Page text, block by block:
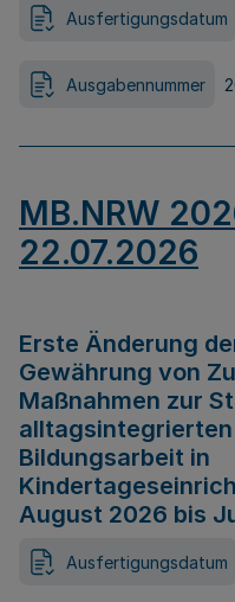
Ausfertigungsdatum
Ausgabennummer
MB.NRW
22.07.2026
Erste Änderung
Gewährung von
Maßnahmen zur
Bildungsarbeit in
August 2026 bis
Ausfertigungsdatum